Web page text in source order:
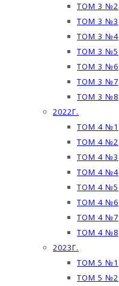
ТОМ 3 №2
ТОМ 3 №3
ТОМ 3 №4
ТОМ 3 №5
ТОМ 3 №6
ТОМ 3 №7
ТОМ 3 №8
2022Г.
ТОМ 4 №1
ТОМ 4 №2
ТОМ 4 №3
ТОМ 4 №4
ТОМ 4 №5
ТОМ 4 №6
ТОМ 4 №7
ТОМ 4 №8
2023Г.
ТОМ 5 №1
ТОМ 5 №2